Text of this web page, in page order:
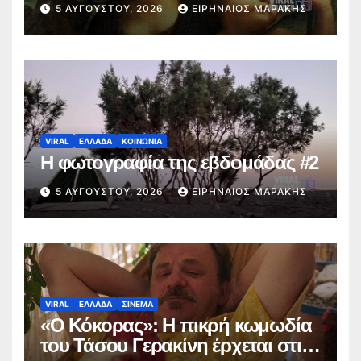
5 ΑΥΓΟΎΣΤΟΥ, 2026 ΕΙΡΗΝΑΊΟΣ ΜΑΡΆΚΗΣ
VIRAL ΕΛΛΑΔΑ ΚΟΙΝΩΝΙΑ
Η φωτογραφία της εβδομάδας #2
5 ΑΥΓΟΎΣΤΟΥ, 2026 ΕΙΡΗΝΑΊΟΣ ΜΑΡΆΚΗΣ
VIRAL ΕΛΛΑΔΑ ΣΙΝΕΜΑ
«Ο Κόκορας»: Η πικρή κωμωδία
του Τάσου Γερακίνη έρχεται στις